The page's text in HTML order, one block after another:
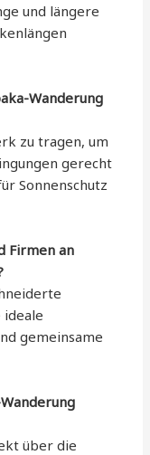
und längere
Wanderung
zu tragen, um
gerecht
Sonnenschutz
Firmen an
ideale
gemeinsame
über die